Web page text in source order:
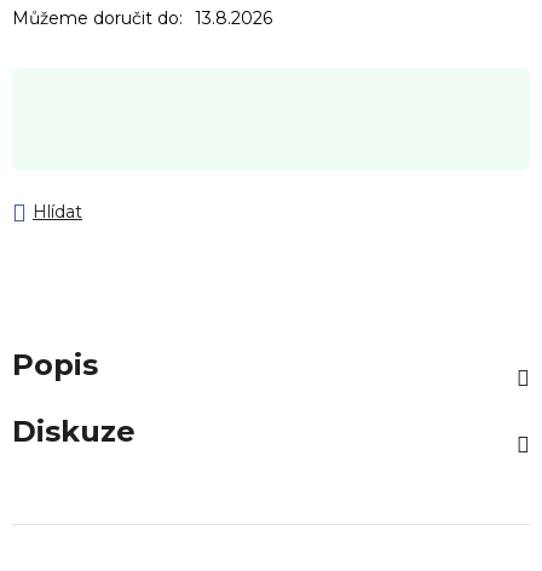
Můžeme doručit do: 13.8.2026
Hlídat
Popis
Diskuze